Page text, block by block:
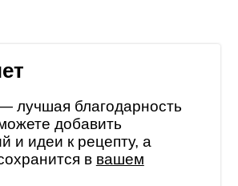
лучшая благодарность
добавить
и идеи к рецепту, а
в вашем